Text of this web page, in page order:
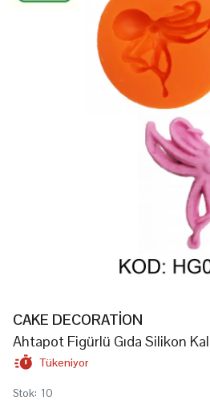
CAKE DECORATİON
Ahtapot Figürlü Gıda Silikon
Tükeniyor
Stok: 10